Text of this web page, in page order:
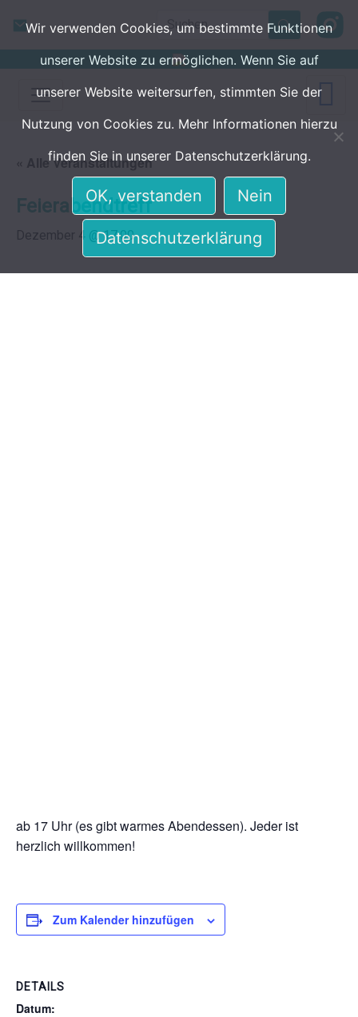
Search
« Alle Veranstaltungen
Feierabendtreff
Dezember 4 @ 17:00
ab 17 Uhr (es gibt warmes Abendessen). Jeder ist
herzlich willkommen!
Zum Kalender hinzufügen
DETAILS
Datum:
Wir verwenden Cookies, um bestimmte Funktionen
unserer Website zu ermöglichen. Wenn Sie auf
unserer Website weitersurfen, stimmten Sie der
Nutzung von Cookies zu. Mehr Informationen hierzu
finden Sie in unserer Datenschutzerklärung.
OK, verstanden Nein
Datenschutzerklärung